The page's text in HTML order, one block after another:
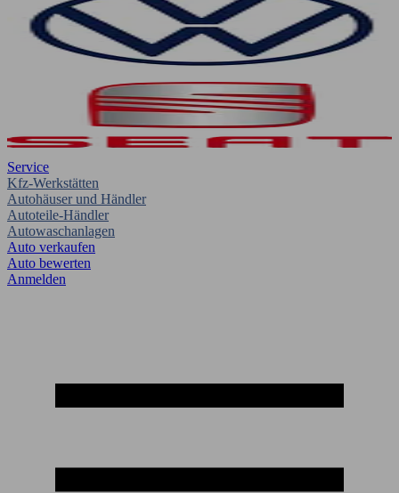
Service
Kfz-Werkstätten
Autohäuser und Händler
Autoteile-Händler
Autowaschanlagen
Auto verkaufen
Auto bewerten
Anmelden